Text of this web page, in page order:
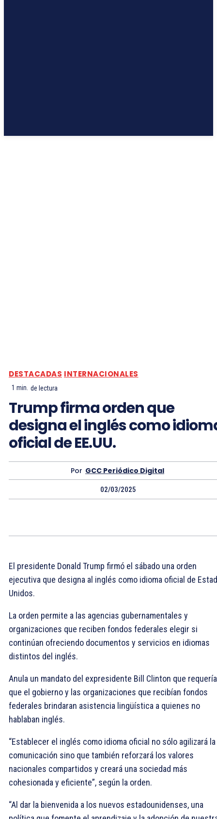
DESTACADAS INTERNACIONALES
1 min. de lectura
Trump firma orden que
designa el inglés como
oficial de EE.UU.
Por GCC Periódico Digital
02/03/2025
El presidente Donald Trump firmó el sábado una orden
ejecutiva que designa al inglés como idioma oficial de
Unidos.
La orden permite a las agencias gubernamentales y
organizaciones que reciben fondos federales elegir si
continúan ofreciendo documentos y servicios en idiomas
distintos del inglés.
Anula un mandato del expresidente Bill Clinton que requería
que el gobierno y las organizaciones que recibían fondos
federales brindaran asistencia lingüística a quienes no
hablaban inglés.
“Establecer el inglés como idioma oficial no sólo agilizará la
comunicación sino que también reforzará los valores
nacionales compartidos y creará una sociedad más
cohesionada y eficiente”, según la orden.
“Al dar la bienvenida a los nuevos estadounidenses, una